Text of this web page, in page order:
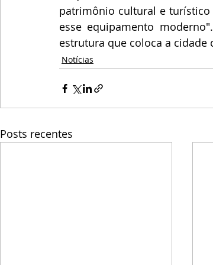
patrimônio cultural e turístico
esse equipamento
estrutura que coloca a
Notícias
Posts recentes